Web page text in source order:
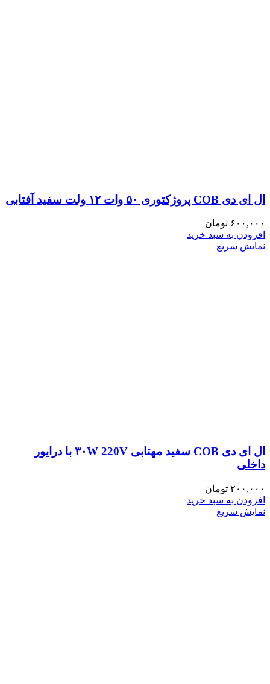
ال ای دی COB پروژکتوری ۵۰ وات ۱۲ ولت سفید آفتابی
۶۰۰,۰۰۰ تومان
افزودن به سبد خرید
نمایش سریع
ال ای دی COB سفید مهتابی ۳۰W 220V با درایور
داخلی
۲۰۰,۰۰۰ تومان
افزودن به سبد خرید
نمایش سریع